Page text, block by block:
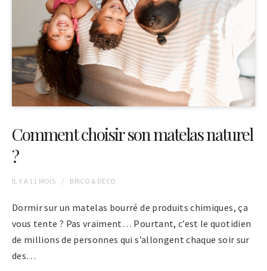
Comment choisir son matelas naturel
?
IL Y A 11 MOIS BRICO & DÉCO
Dormir sur un matelas bourré de produits chimiques, ça
vous tente ? Pas vraiment… Pourtant, c’est le quotidien
de millions de personnes qui s’allongent chaque soir sur
des…